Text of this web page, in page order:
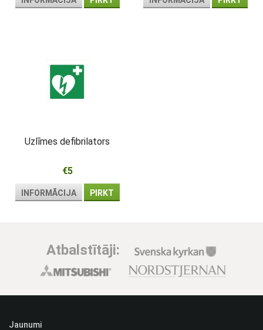
Uzlīmes defibrilators
€5
INFORMĀCIJA PIRKT
Atbalstītāji:
Jaunumi